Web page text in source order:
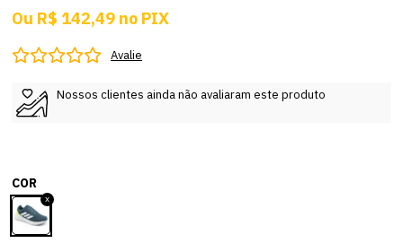
Ou R$ 142,49 no PIX
Avalie
Nossos clientes ainda não avaliaram este produto
COR